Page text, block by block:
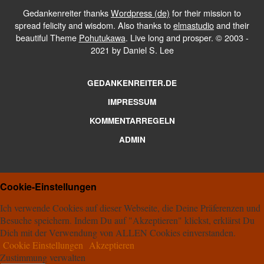
Gedankenreiter thanksWordpress (de) for their mission to
spread felicity and wisdom. Also thanks toelmastudioand their
beautiful Theme Pohutukawa. Live long and prosper. © 2003 -
2021 by Daniel S. Lee
GEDANKENREITER.DE
IMPRESSUM
KOMMENTARREGELN
ADMIN
Cookie-Einstellungen
Ich verwende Cookies auf dieser Webseite, die Deine Präferenzen und
Besuche speichern. Indem Du auf "Akzeptieren" klickst, erklärst Du
Dich mit der Verwendung von ALLEN Cookies einverstanden.
Cookie Einstellungen
Akzeptieren
Zustimmung verwalten